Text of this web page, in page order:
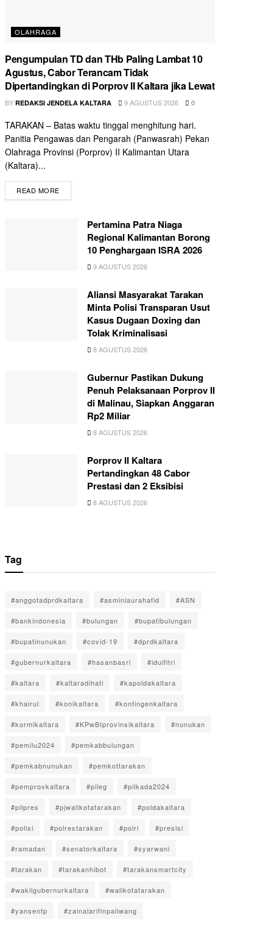
OLAHRAGA
Pengumpulan TD dan THb Paling Lambat 10
Agustus, Cabor Terancam Tidak
Dipertandingkan di Porprov II Kaltara jika Lewat
BY REDAKSI JENDELA KALTARA 9 AGUSTUS 2026 0
TARAKAN – Batas waktu tinggal menghitung hari.
Panitia Pengawas dan Pengarah (Panwasrah) Pekan
Olahraga Provinsi (Porprov) II Kalimantan Utara
(Kaltara)...
READ MORE
Pertamina Patra Niaga
Regional Kalimantan Borong
10 Penghargaan ISRA 2026
9 AGUSTUS 2026
Aliansi Masyarakat Tarakan
Minta Polisi Transparan Usut
Kasus Dugaan Doxing dan
Tolak Kriminalisasi
8 AGUSTUS 2026
Gubernur Pastikan Dukung
Penuh Pelaksanaan Porprov II
di Malinau, Siapkan Anggaran
Rp2 Miliar
8 AGUSTUS 2026
Porprov II Kaltara
Pertandingkan 48 Cabor
Prestasi dan 2 Eksibisi
8 AGUSTUS 2026
Tag
#anggotadprdkaltara #asminlaurahafid #ASN
#bankindonesia #bulungan #bupatibulungan
#bupatinunukan #covid-19 #dprdkaltara
#gubernurkaltara #hasanbasri #idulfitri
#kaltara #kaltaradihati #kapoldakaltara
#khairul #konikaltara #kontingenkaltara
#kormikaltara #KPwBIprovinsikaltara #nunukan
#pemilu2024 #pemkabbulungan
#pemkabnunukan #pemkottarakan
#pemprovkaltara #pileg #pilkada2024
#pilpres #pjwalikotatarakan #poldakaltara
#polisi #polrestarakan #polri #presisi
#ramadan #senatorkaltara #syarwani
#tarakan #tarakanhibot #tarakansmartcity
#wakilgubernurkaltara #walikotatarakan
#yansentp #zainalarifinpaliwang